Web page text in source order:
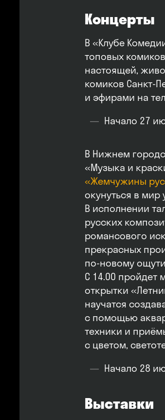
Концерты
В «Клубе
топовых
настоящей,
комиков Санкт-
и эфирами на
Начало 27
В Нижнем
«Музыка и
«Жемчужины
окунуться в
В исполнении
русских
романсового
прекрасных
по‑новому
С 14.00 пройдет
открытки
научатся
с помощью
техники и
с цветом,
Начало 28
Выставки